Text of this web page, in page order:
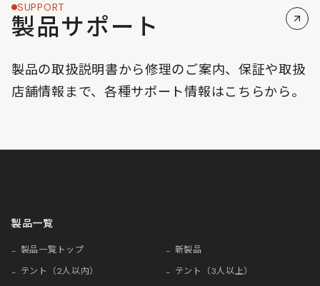
SUPPORT
製品サポート
製品の取扱説明書から修理のご案内、保証や取扱
店舗情報まで、各種サポート情報はこちらから。
製品一覧
製品一覧トップ
新製品
テント（2人以内）
テント（3人以上）